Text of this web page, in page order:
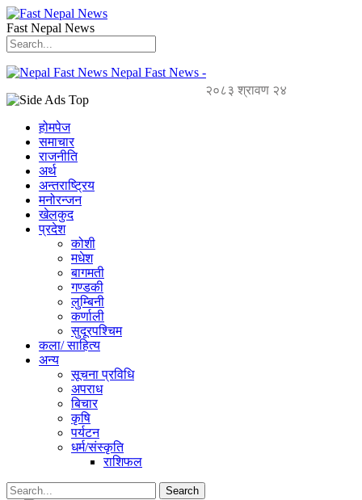
Fast Nepal News
Nepal Fast News -
२०८३ श्रावण २४
होमपेज
समाचार
राजनीति
अर्थ
अन्तराष्ट्रिय
मनोरन्जन
खेलकुद
प्रदेश
कोशी
मधेश
बागमती
गण्डकी
लुम्बिनी
कर्णाली
सुदूरपश्चिम
कला/ साहित्य
अन्य
सूचना प्रविधि
अपराध
बिचार
कृषि
पर्यटन
धर्म/संस्कृति
राशिफल